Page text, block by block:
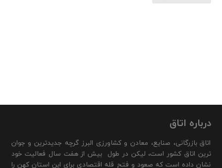
درباره اتاق
اتاق بازرگانی، صنایع، معادن و کشاورزی البرز گرچه جدیدترین و جوان
ترین اتاق کشور است، لیکن در طول بیش از هفت سال فعالیت خود
نشان داده است که صعود و فتح قله اقتصادی برای این استان کهن را